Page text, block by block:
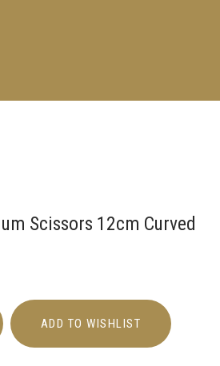
Scissors 12cm Curved
ADD TO WISHLIST